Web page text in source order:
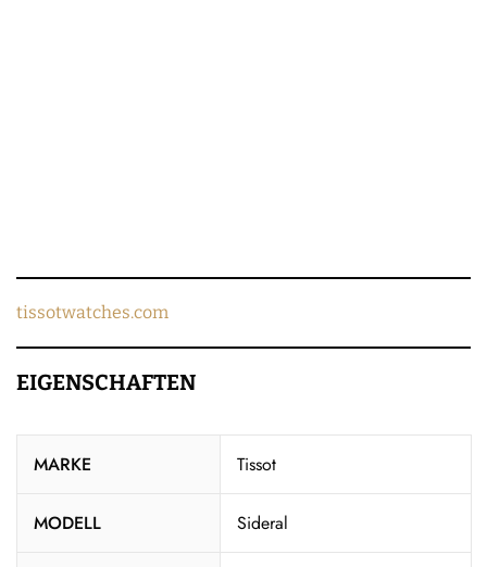
tissotwatches.com
EIGENSCHAFTEN
MARKE Tissot
MODELL Sideral